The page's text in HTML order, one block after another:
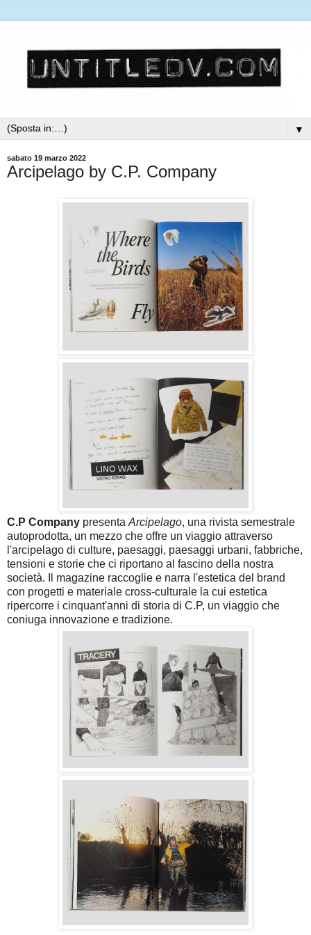
▼
sabato 19 marzo 2022
Arcipelago by C.P. Company
C.P Company presenta Arcipelago, una rivista semestrale
autoprodotta, un mezzo che offre un viaggio attraverso
l'arcipelago di culture, paesaggi, paesaggi urbani, fabbriche,
tensioni e storie che ci riportano al fascino della nostra
società. Il magazine raccoglie e narra l'estetica del brand
con progetti e materiale cross-culturale la cui estetica
ripercorre i cinquant'anni di storia di C.P, un viaggio che
coniuga innovazione e tradizione.